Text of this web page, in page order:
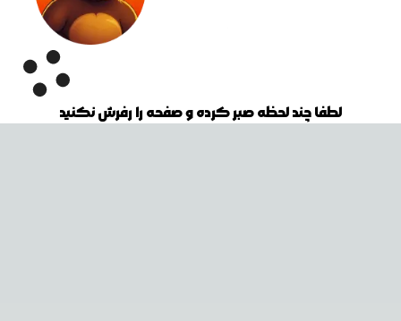
لطفا چند لحظه صبر کرده و صفحه را رفرش نکنید